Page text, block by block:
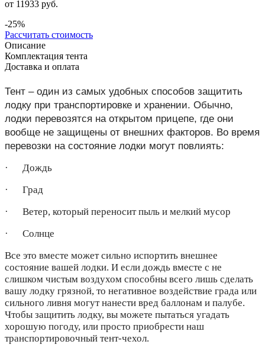
от 11933 руб.
-25%
Рассчитать стоимость
Описание
Комплектация тента
Доставка и оплата
Тент – один из самых удобных способов защитить
лодку при транспортировке и хранении. Обычно,
лодки перевозятся на открытом прицепе, где они
вообще не защищены от внешних факторов. Во время
перевозки на состояние лодки могут повлиять:
· Дождь
· Град
· Ветер, который переносит пыль и мелкий мусор
· Солнце
Все это вместе может сильно испортить внешнее
состояние вашей лодки. И если дождь вместе с не
слишком чистым воздухом способны всего лишь сделать
вашу лодку грязной, то негативное воздействие града или
сильного ливня могут нанести вред баллонам и палубе.
Чтобы защитить лодку, вы можете пытаться угадать
хорошую погоду, или просто приобрести наш
транспортировочный тент-чехол.